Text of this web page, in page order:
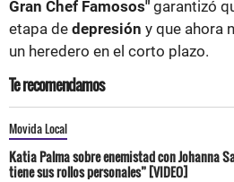
Gran Chef Famosos" garantizó
etapa de depresión y que ahora
un heredero en el corto plazo.
Te recomendamos
Movida Local
Katia Palma sobre enemistad con Johanna
tiene sus rollos personales” [VIDEO]